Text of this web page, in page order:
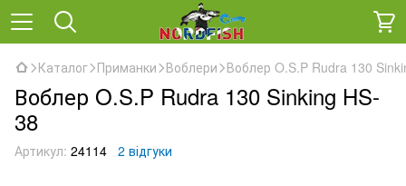
Каталог Приманки Воблери Воблер O.S.P Rudra 130
Воблер O.S.P Rudra 130 Sinking HS-
38
Артикул: 24114 2 відгуки